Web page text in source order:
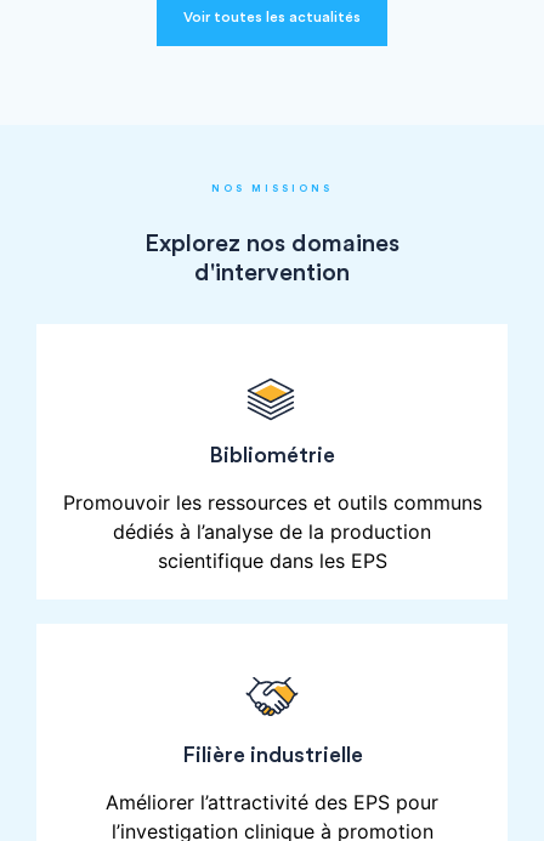
Voir toutes les actualités
NOS MISSIONS
Explorez nos domaines
d'intervention
Bibliométrie
Promouvoir les ressources et outils communs
dédiés à l’analyse de la production
scientifique dans les EPS
Filière industrielle
Améliorer l’attractivité des EPS pour
l’investigation clinique à promotion